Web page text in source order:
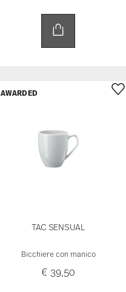
TAC SENSUAL
Bicchiere con manico
€ 39,50
AWARDED